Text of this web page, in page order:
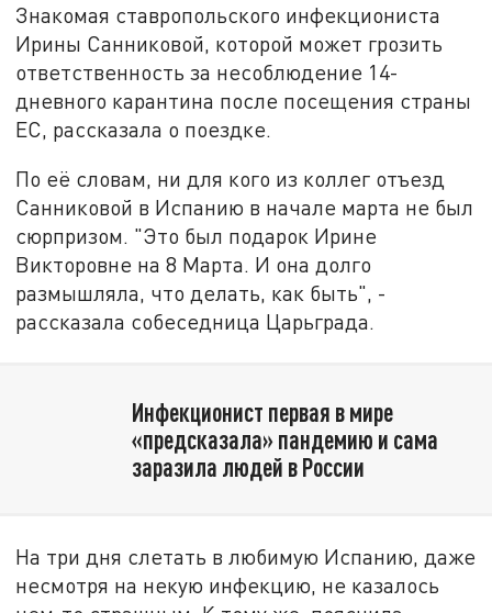
Знакомая ставропольского инфекциониста
Ирины Санниковой, которой может грозить
ответственность за несоблюдение 14-
дневного карантина после посещения страны
ЕС, рассказала о поездке.
По её словам, ни для кого из коллег отъезд
Санниковой в Испанию в начале марта не был
сюрпризом. "Это был подарок Ирине
Викторовне на 8 Марта. И она долго
размышляла, что делать, как быть", -
рассказала собеседница Царьграда.
Инфекционист первая в мире
«предсказала» пандемию и сама
заразила людей в России
На три дня слетать в любимую Испанию, даже
несмотря на некую инфекцию, не казалось